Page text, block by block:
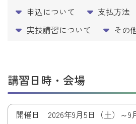
申込について
支払方法
実技講習について
その
講習日時・会場
開催日 2026年9月5日（土）～9